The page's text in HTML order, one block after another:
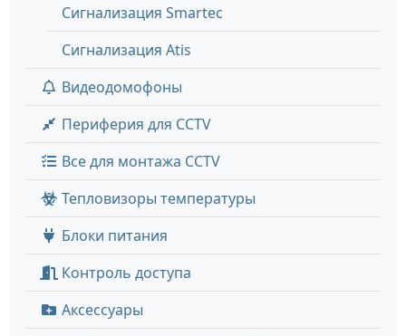
Сигнализация Smartec
Сигнализация Atis
Видеодомофоны
Периферия для CCTV
Все для монтажа CCTV
Тепловизоры температуры
Блоки питания
Контроль доступа
Аксессуары